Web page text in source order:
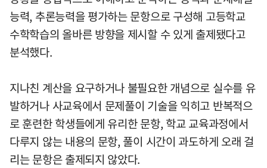
능력, 추론능력을 평가하는 문항으로 구성해 고등학교
수학학습의 올바른 방향을 제시할 수 있게 출제됐다고
분석했다.
지나친 계산을 요구하거나 불필요한 개념으로 실수를 유
발하거나 사교육에서 문제풀이 기술을 익히고 반복적으
로 훈련한 학생들에게 유리한 문항, 학교 교육과정에서
다루지 않는 내용의 문항, 풀이 시간이 과도하게 오래 걸
리는 문항은 출제되지 않았다.